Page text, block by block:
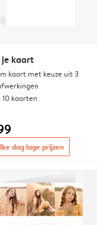
kaart
kaart met keuze uit 3
10 kaarten
dag lage prijzen